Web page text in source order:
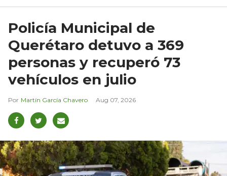
Policía Municipal de
Querétaro detuvo a 369
personas y recuperó 73
vehículos en julio
Martín García Chavero Aug 07, 2026